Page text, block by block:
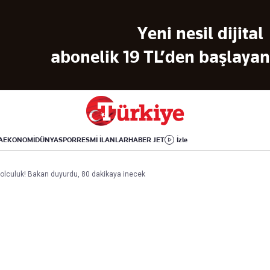
Yeni nesil dijital
abonelik 19 TL’den
EKONOMİDÜNYASPORRESMİ İLANLARHABER JET İzle
Amerika
İsrail-Gazze
Yemek
Aktüel
Sinema
Kitap
Bakan duyurdu, 80 dakikaya inecek